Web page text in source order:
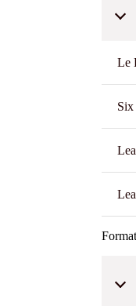
Le
Six